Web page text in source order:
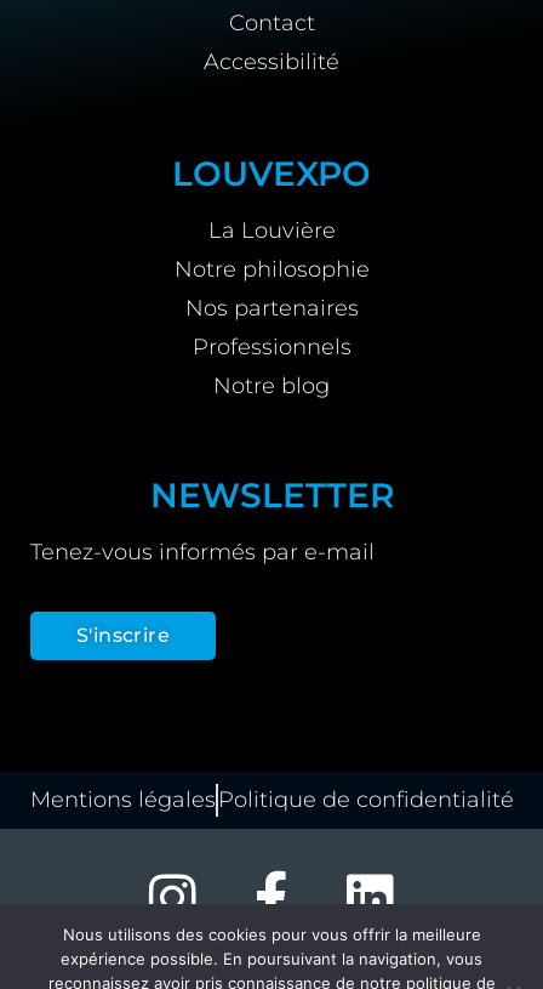
Contact
Accessibilité
LOUVEXPO
La Louvière
Notre philosophie
Nos partenaires
Professionnels
Notre blog
NEWSLETTER
Tenez-vous informés par e-mail
S'inscrire
Mentions légales Politique de confidentialité
© copyright louvexpo.be – 2024
Nous utilisons des cookies pour vous offrir la meilleure
expérience possible. En poursuivant la navigation, vous
reconnaissez avoir pris connaissance de notre politique de